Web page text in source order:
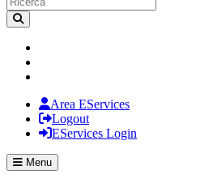
Area EServices
Logout
EServices Login
Menu